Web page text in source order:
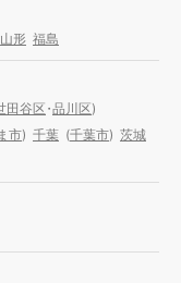
山形 福島
田谷区・品川区)
市) 千葉 (千葉市) 茨城